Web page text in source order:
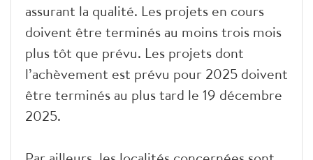
assurant la qualité. Les projets en cours
doivent être terminés au moins trois mois
plus tôt que prévu. Les projets dont
l’achèvement est prévu pour 2025 doivent
être terminés au plus tard le 19 décembre
2025.